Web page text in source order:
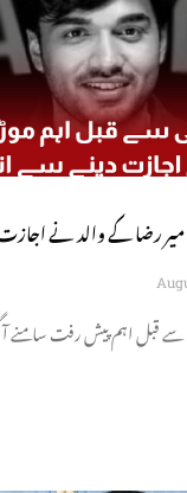
رضا کے والد نے
سے قبل اہم پیش رفت